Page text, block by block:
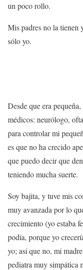
un poco rollo.
Mis padres no la tienen
sólo yo.
Desde que era
médicos: neurólogo,
para controlar mi
es que no ha crecido
que puedo decir que
teniendo mucha suerte.
Soy bajita, y tuve mis
muy avanzada por lo
crecimiento (yo estaba
podía, porque yo
yo; así que no, mi
pediatra muy simpática